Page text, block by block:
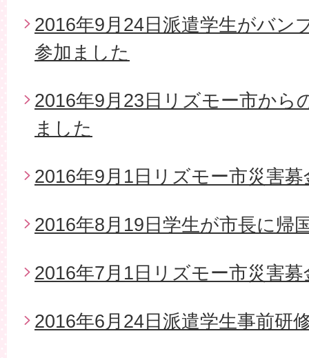
2016年9月24日派遣学生がバン
参加ました
2016年9月23日リズモー市から
ました
2016年9月1日リズモー市災害
2016年8月19日学生が市長に帰
2016年7月1日リズモー市災害
2016年6月24日派遣学生事前研